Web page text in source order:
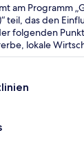
am Programm
teil, das den
folgenden
lokale